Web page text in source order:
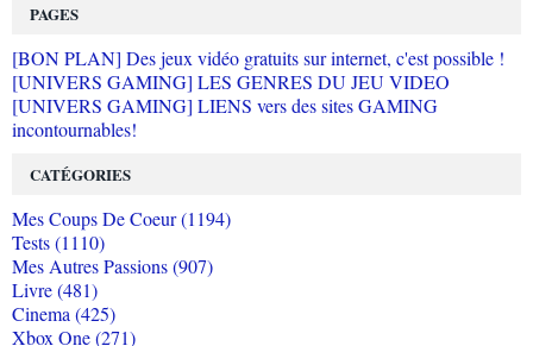
PAGES
[BON PLAN] Des jeux vidéo gratuits sur internet, c'est possible !
[UNIVERS GAMING] LES GENRES DU JEU VIDEO
[UNIVERS GAMING] LIENS vers des sites GAMING
incontournables!
CATÉGORIES
Mes Coups De Coeur (1194)
Tests (1110)
Mes Autres Passions (907)
Livre (481)
Cinema (425)
Xbox One (271)